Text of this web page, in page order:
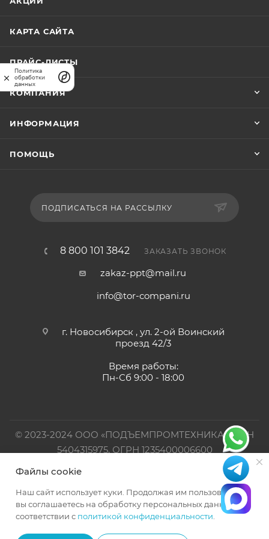
КАРТА САЙТА
ПРАЙС-ЛИСТЫ
КОМПАНИЯ
ИНФОРМАЦИЯ
ПОМОЩЬ
ПОДПИСАТЬСЯ НА РАССЫЛКУ
8 800 101 3842 ЗАКАЗАТЬ ЗВОНОК
zakaz-ppt@mail.ru
info@tor-compani.ru
г. Новосибирск , ул. 2-ой Воинский
проезд 42/3
Время работы:
Пн-Сб 9:00 - 18:00
© 2023-2024 ООО «ПОДЪЕМПРОМТЕХНИКА». ИНН
5404315975, ОГРН 1235400006600
Официальный представитель TOR INDUSTRIES
Файлы cookie
Наш сайт использует куки. Продолжая им пользоваться,
вы соглашаетесь на обработку персональных данных в
соответствии с политикой конфиденциальности
Политика
обработки
данных